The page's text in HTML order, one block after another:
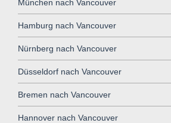
München nach Vancouver
Hamburg nach Vancouver
Nürnberg nach Vancouver
Düsseldorf nach Vancouver
Bremen nach Vancouver
Hannover nach Vancouver